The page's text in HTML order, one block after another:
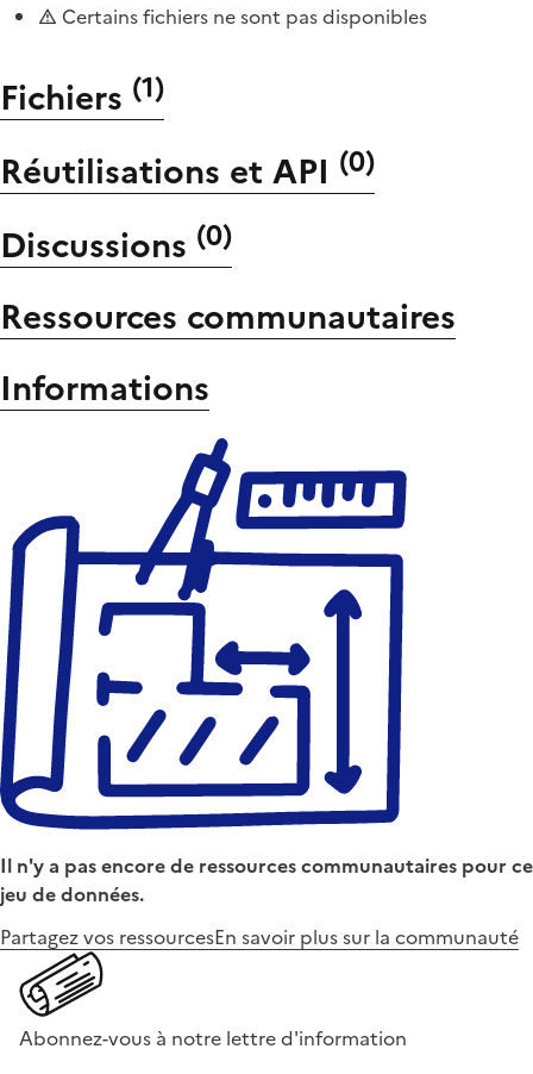
Certains fichiers ne sont pas disponibles
Fichiers (1)
Réutilisations et API (0)
Discussions (0)
Ressources communautaires
Informations
Il n'y a pas encore de ressources communautaires pour ce
jeu de données.
Partagez vos ressourcesEn savoir plus sur la communauté
Abonnez-vous à notre lettre d'information